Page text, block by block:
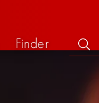
Finder